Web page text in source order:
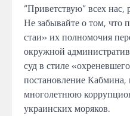
“Приветствую”всехнас,
Не забывайте о том, что
стаи» их полномочия
окружной
суд в стиле
постановление Кабмина,
многолетнюю
украинских моряков.